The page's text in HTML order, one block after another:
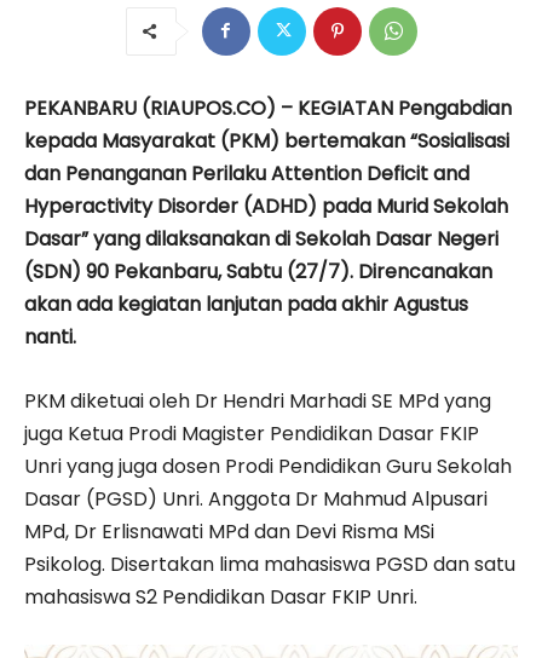
PEKANBARU (RIAUPOS.CO) – KEGIATAN Pengabdian
kepada Masyarakat (PKM) bertemakan “Sosialisasi
dan Penanganan Perilaku Attention Deficit and
Hyperactivity Disorder (ADHD) pada Murid Sekolah
Dasar” yang dilaksanakan di Sekolah Dasar Negeri
(SDN) 90 Pekanbaru, Sabtu (27/7). Direncanakan
akan ada kegiatan lanjutan pada akhir Agustus
nanti.
PKM diketuai oleh Dr Hendri Marhadi SE MPd yang
juga Ketua Prodi Magister Pendidikan Dasar FKIP
Unri yang juga dosen Prodi Pendidikan Guru Sekolah
Dasar (PGSD) Unri. Anggota Dr Mahmud Alpusari
MPd, Dr Erlisnawati MPd dan Devi Risma MSi
Psikolog. Disertakan lima mahasiswa PGSD dan satu
mahasiswa S2 Pendidikan Dasar FKIP Unri.